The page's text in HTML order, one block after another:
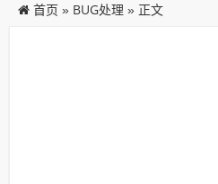
首页 » BUG处理 » 正文